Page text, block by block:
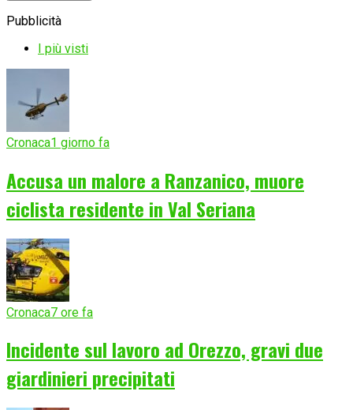
Pubblicità
I più visti
Cronaca1 giorno fa
Accusa un malore a Ranzanico, muore
ciclista residente in Val Seriana
Cronaca7 ore fa
Incidente sul lavoro ad Orezzo, gravi due
giardinieri precipitati